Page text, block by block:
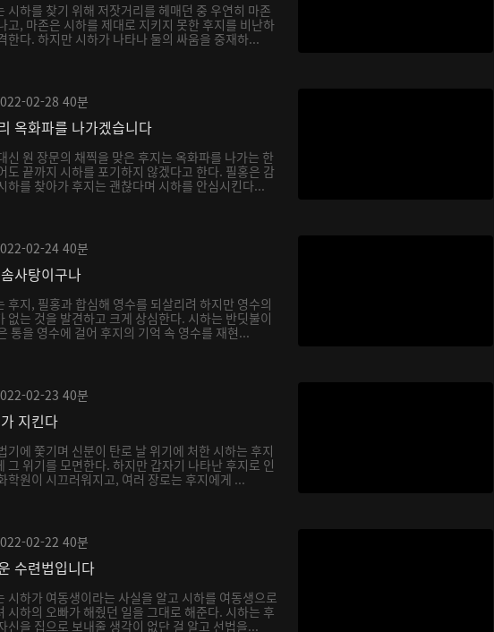
시하를 찾기 위해 저잣거리를 헤매던 중 우연히 마존
고, 마존은 시하를 제대로 지키지 못한 후지를 비난하
한다. 하지만 시하가 나타나 둘의 싸움을 중재하...
02-28 40분
옥화파를 나가겠습니다
신 원 장문의 채찍을 맞은 후지는 옥화파를 나가는 한
도 끝까지 시하를 포기하지 않겠다고 한다. 필홍은 감
하를 찾아가 후지는 괜찮다며 시하를 안심시킨다...
02-24 40분
사탕이구나
후지, 필홍과 합심해 영수를 되살리려 하지만 영수의
없는 것을 발견하고 크게 상심한다. 시하는 반딧불이
통을 영수에 걸어 후지의 기억 속 영수를 재현...
02-23 40분
지킨다
기에 쫓기며 신분이 탄로 날 위기에 처한 시하는 후지
그 위기를 모면한다. 하지만 갑자기 나타난 후지로 인
학원이 시끄러워지고, 여러 장로는 후지에게 ...
02-22 40분
수련법입니다
시하가 여동생이라는 사실을 알고 시하를 여동생으로
시하의 오빠가 해줬던 일을 그대로 해준다. 시하는 후
신을 집으로 보내줄 생각이 없단 걸 알고 선법을...